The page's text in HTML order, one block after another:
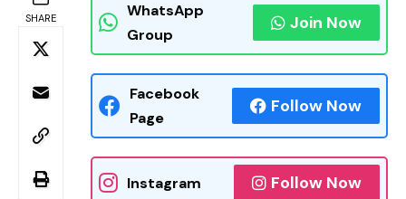
SHARE
WhatsApp
Group
Join Now
Facebook
Page
Follow Now
Instagram Follow Now